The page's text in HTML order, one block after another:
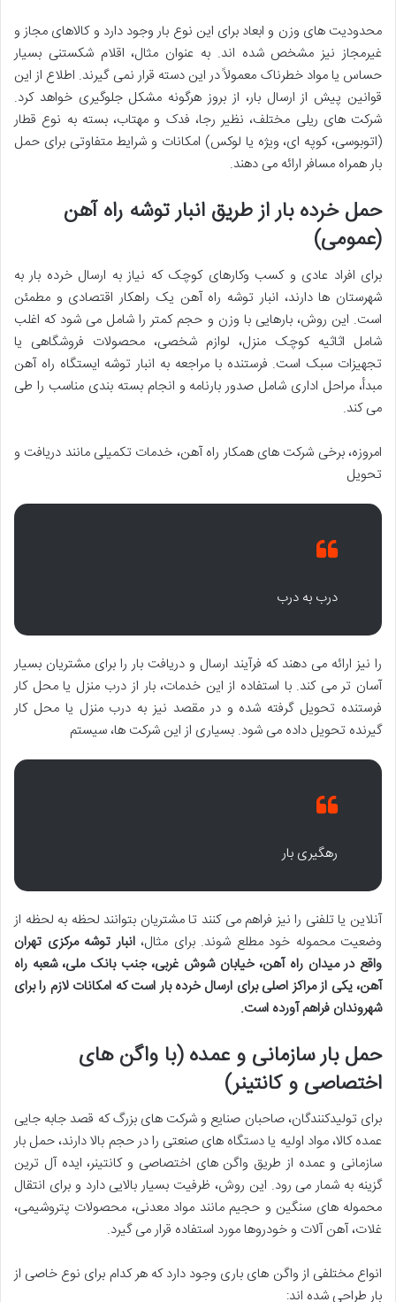
محدودیت های وزن و ابعاد برای این نوع بار وجود دارد و کالاهای مجاز و
غیرمجاز نیز مشخص شده اند. به عنوان مثال، اقلام شکستنی بسیار
حساس یا مواد خطرناک معمولاً در این دسته قرار نمی گیرند. اطلاع از این
قوانین پیش از ارسال بار، از بروز هرگونه مشکل جلوگیری خواهد کرد.
شرکت های ریلی مختلف، نظیر رجا، فدک و مهتاب، بسته به نوع قطار
(اتوبوسی، کوپه ای، ویژه یا لوکس) امکانات و شرایط متفاوتی برای حمل
بار همراه مسافر ارائه می دهند.
حمل خرده بار از طریق انبار توشه راه آهن
(عمومی)
برای افراد عادی و کسب وکارهای کوچک که نیاز به ارسال خرده بار به
شهرستان ها دارند، انبار توشه راه آهن یک راهکار اقتصادی و مطمئن
است. این روش، بارهایی با وزن و حجم کمتر را شامل می شود که اغلب
شامل اثاثیه کوچک منزل، لوازم شخصی، محصولات فروشگاهی یا
تجهیزات سبک است. فرستنده با مراجعه به انبار توشه ایستگاه راه آهن
مبدأ، مراحل اداری شامل صدور بارنامه و انجام بسته بندی مناسب را طی
می کند.
امروزه، برخی شرکت های همکار راه آهن، خدمات تکمیلی مانند دریافت و
تحویل
درب به درب
را نیز ارائه می دهند که فرآیند ارسال و دریافت بار را برای مشتریان بسیار
آسان تر می کند. با استفاده از این خدمات، بار از درب منزل یا محل کار
فرستنده تحویل گرفته شده و در مقصد نیز به درب منزل یا محل کار
گیرنده تحویل داده می شود. بسیاری از این شرکت ها، سیستم
رهگیری بار
آنلاین یا تلفنی را نیز فراهم می کنند تا مشتریان بتوانند لحظه به لحظه از
وضعیت محموله خود مطلع شوند. برای مثال،انبار توشه مرکزی تهران
واقع در میدان راه آهن، خیابان شوش غربی، جنب بانک ملی، شعبه راه
آهن، یکی از مراکز اصلی برای ارسال خرده بار است که امکانات لازم را برای
شهروندان فراهم آورده است.
حمل بار سازمانی و عمده (با واگن های
اختصاصی و کانتینر)
برای تولیدکنندگان، صاحبان صنایع و شرکت های بزرگ که قصد جابه جایی
عمده کالا، مواد اولیه یا دستگاه های صنعتی را در حجم بالا دارند، حمل بار
سازمانی و عمده از طریق واگن های اختصاصی و کانتینر، ایده آل ترین
گزینه به شمار می رود. این روش، ظرفیت بسیار بالایی دارد و برای انتقال
محموله های سنگین و حجیم مانند مواد معدنی، محصولات پتروشیمی،
غلات، آهن آلات و خودروها مورد استفاده قرار می گیرد.
انواع مختلفی از واگن های باری وجود دارد که هر کدام برای نوع خاصی از
بار طراحی شده اند: